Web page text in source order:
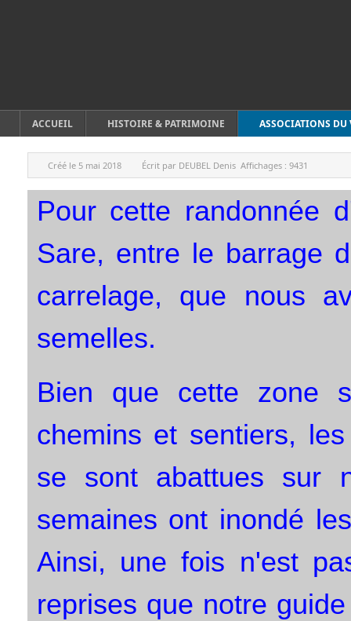
ACCUEIL HISTOIRE & PATRIMOINE ASSOCIATIONS DU
Créé le 5 mai 2018 Écrit par DEUBEL Denis Affichages : 9431
Pour cette randonnée
Sare, entre le barrage
carrelage, que nous
semelles.
Bien que cette zone
chemins et sentiers,
se sont abattues sur
semaines ont inondé
Ainsi, une fois n'est
reprises que notre